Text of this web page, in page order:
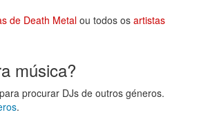
de Death Metalou todos os artistas
música?
procurar DJs de outros géneros.
.